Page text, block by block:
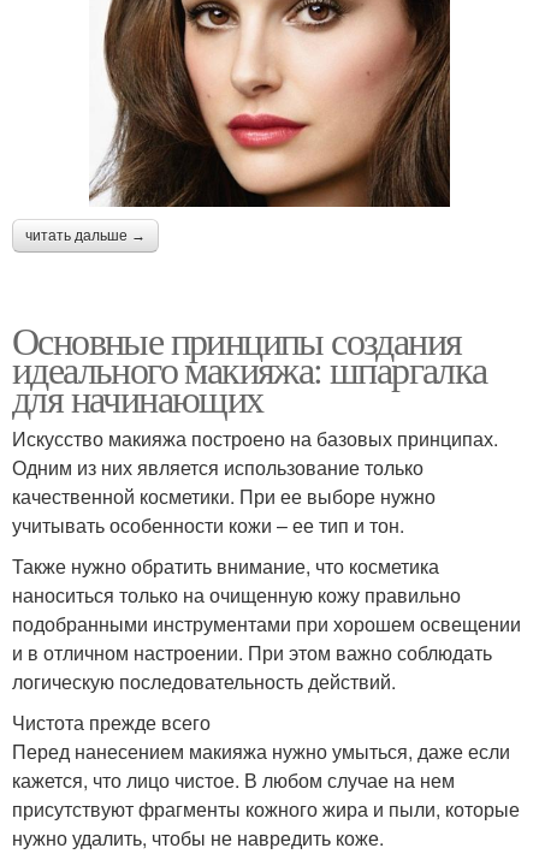
читать дальше →
Основные принципы создания
идеального макияжа: шпаргалка
для начинающих
Искусство макияжа построено на базовых принципах.
Одним из них является использование только
качественной косметики. При ее выборе нужно
учитывать особенности кожи – ее тип и тон.
Также нужно обратить внимание, что косметика
наноситься только на очищенную кожу правильно
подобранными инструментами при хорошем освещении
и в отличном настроении. При этом важно соблюдать
логическую последовательность действий.
Чистота прежде всего
Перед нанесением макияжа нужно умыться, даже если
кажется, что лицо чистое. В любом случае на нем
присутствуют фрагменты кожного жира и пыли, которые
нужно удалить, чтобы не навредить коже.